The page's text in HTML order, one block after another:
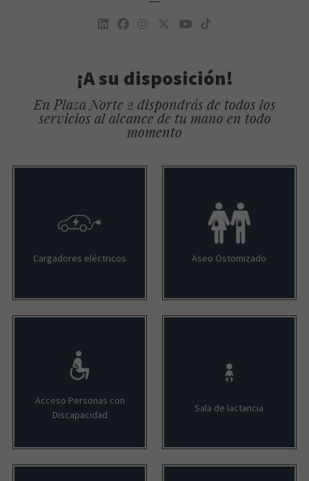
¡A su disposición!
En Plaza Norte 2 dispondrás de todos los
servicios al alcance de tu mano en todo
momento
Cargadores eléctricos Aseo Ostomizado
Acceso Personas con
Discapacidad
Sala de lactancia